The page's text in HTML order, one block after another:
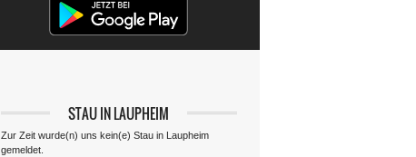
STAU IN LAUPHEIM
Zur Zeit wurde(n) uns kein(e) Stau in Laupheim
gemeldet.